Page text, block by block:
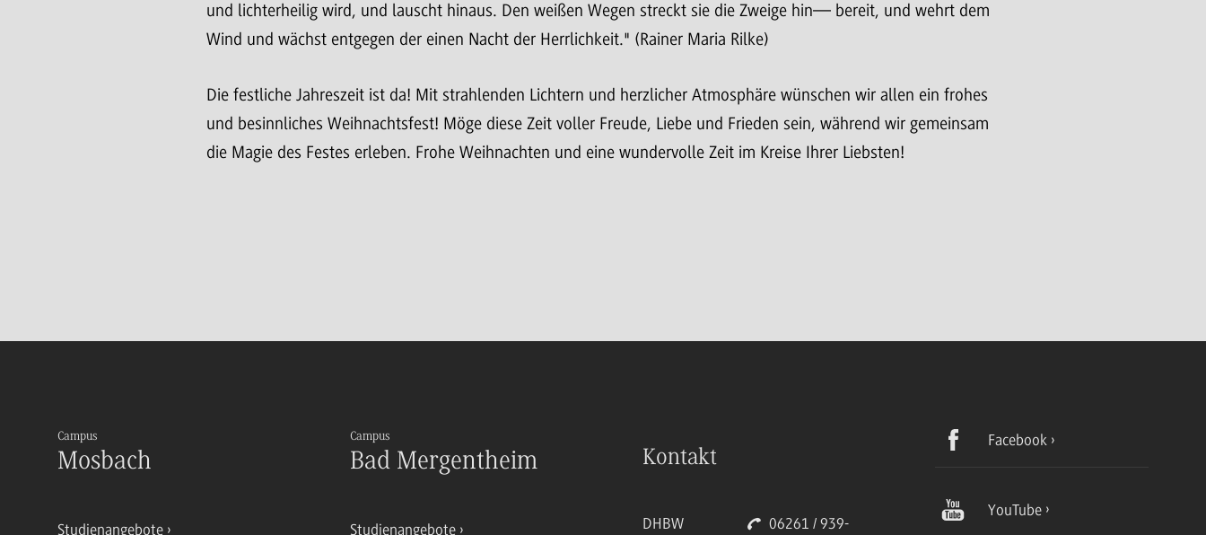
und lichterheilig wird, und lauscht hinaus. Den weißen Wegen streckt sie die Zweige hin— bereit, und wehrt dem
Wind und wächst entgegen der einen Nacht der Herrlichkeit." (Rainer Maria Rilke)
Die festliche Jahreszeit ist da! Mit strahlenden Lichtern und herzlicher Atmosphäre wünschen wir allen ein frohes
und besinnliches Weihnachtsfest! Möge diese Zeit voller Freude, Liebe und Frieden sein, während wir gemeinsam
die Magie des Festes erleben. Frohe Weihnachten und eine wundervolle Zeit im Kreise Ihrer Liebsten!
Campus
Mosbach
Studienangebote
Campus
Bad Mergentheim
Studienangebote
Kontakt
DHBW
06261 / 939-
Facebook
YouTube